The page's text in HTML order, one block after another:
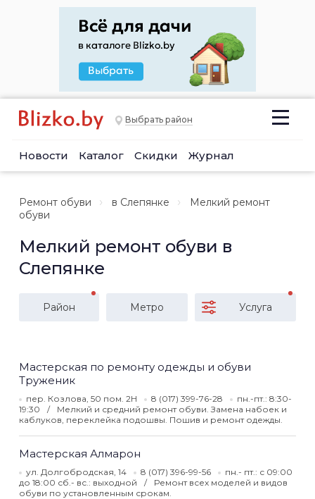
Выбрать район
Новости Каталог Скидки Журнал
Ремонт обуви в Слепянке
Мелкий ремонт
обуви
Мелкий ремонт обуви в
Слепянке
Район Метро Услуга
Мастерская по ремонту одежды и обуви
Труженик
пер. Козлова, 50 пом. 2Н 8 (017) 399-76-28
пн.-пт.: 8:30-
19:30
Мелкий и средний ремонт обуви. Замена набоек и
каблуков, переклейка подошвы. Пошив и ремонт одежды.
Мастерская Алмарон
ул. Долгобродская, 14 8 (017) 396-99-56
пн.- пт.: с 09:00
до 18:00 сб.- вс.: выходной
Ремонт всех моделей и видов
обуви по установленным срокам.